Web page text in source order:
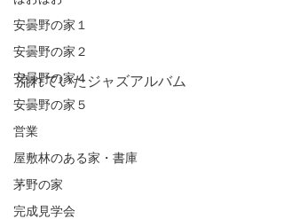
安曇野の家１
安曇野の家２
安曇野の家４
安曇野の家５
営業
屋敷林のある家・書庫
茅野の家
完成見学会
流れていたジャズアルバム